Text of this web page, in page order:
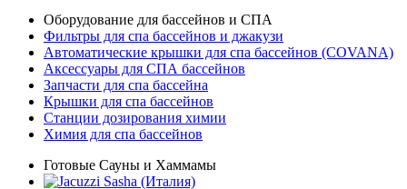
Оборудование для бассейнов и СПА
Фильтры для спа бассейнов и джакузи
Автоматические крышки для спа бассейнов (COVANA)
Аксессуары для СПА бассейнов
Запчасти для спа бассейна
Крышки для спа бассейнов
Станции дозирования химии
Химия для спа бассейнов
Готовые Сауны и Хаммамы